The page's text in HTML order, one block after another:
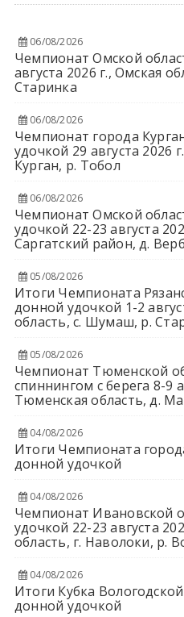
06/08/2026
Чемпионат Омской
августа 2026 г., Омская
Старинка
06/08/2026
Чемпионат города
удочкой 29 августа 2026
Курган, р. Тобол
06/08/2026
Чемпионат Омской
удочкой 22-23 августа
Саргатский район, д.
05/08/2026
Итоги Чемпионата
донной удочкой 1-2
область, с. Шумаш, р.
05/08/2026
Чемпионат Тюменской
спиннингом с берега 8-9
Тюменская область, д.
04/08/2026
Итоги Чемпионата
донной удочкой
04/08/2026
Чемпионат Ивановской
удочкой 22-23 августа
область, г. Наволоки, р.
04/08/2026
Итоги Кубка
донной удочкой